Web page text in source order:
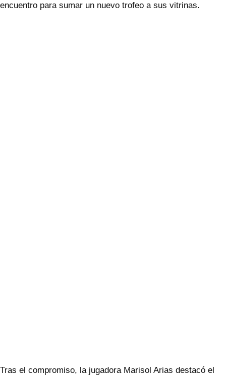
encuentro para sumar un nuevo trofeo a sus vitrinas.
Tras el compromiso, la jugadora Marisol Arias destacó el